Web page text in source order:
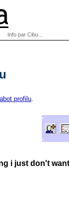
profilu.
i just don't
Info par Cibu...